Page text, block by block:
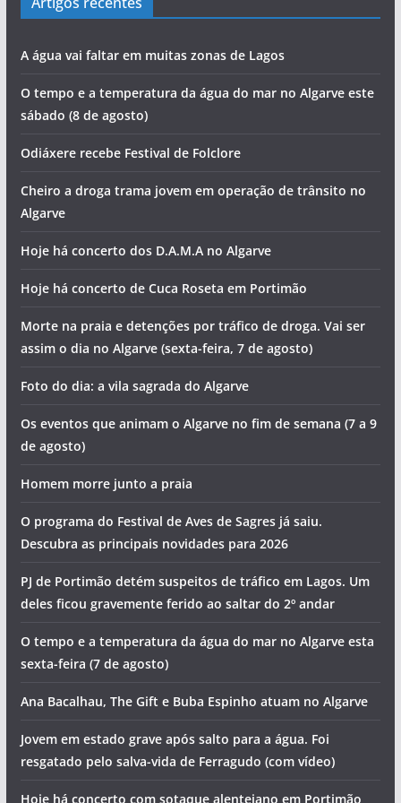
A água vai faltar em muitas zonas de Lagos
O tempo e a temperatura da água do mar no Algarve este
sábado (8 de agosto)
Odiáxere recebe Festival de Folclore
Cheiro a droga trama jovem em operação de trânsito no
Algarve
Hoje há concerto dos D.A.M.A no Algarve
Hoje há concerto de Cuca Roseta em Portimão
Morte na praia e detenções por tráfico de droga. Vai ser
assim o dia no Algarve (sexta-feira, 7 de agosto)
Foto do dia: a vila sagrada do Algarve
Os eventos que animam o Algarve no fim de semana (7 a 9
de agosto)
Homem morre junto a praia
O programa do Festival de Aves de Sagres já saiu.
Descubra as principais novidades para 2026
PJ de Portimão detém suspeitos de tráfico em Lagos. Um
deles ficou gravemente ferido ao saltar do 2º andar
O tempo e a temperatura da água do mar no Algarve esta
sexta-feira (7 de agosto)
Ana Bacalhau, The Gift e Buba Espinho atuam no Algarve
Jovem em estado grave após salto para a água. Foi
resgatado pelo salva-vida de Ferragudo (com vídeo)
Hoje há concerto com sotaque alentejano em Portimão